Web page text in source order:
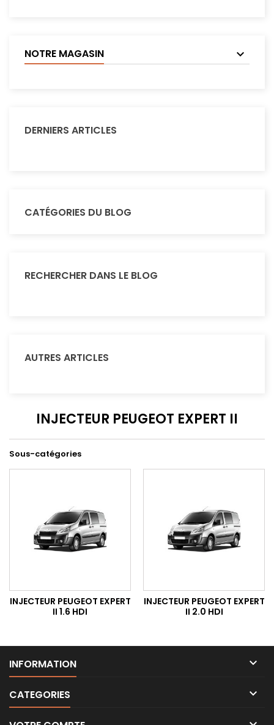
NOTRE MAGASIN
DERNIERS ARTICLES
CATÉGORIES DU BLOG
RECHERCHER DANS LE BLOG
AUTRES ARTICLES
INJECTEUR PEUGEOT EXPERT II
Sous-catégories
INJECTEUR PEUGEOT EXPERT
II 1.6 HDI
INJECTEUR PEUGEOT EXPERT
II 2.0 HDI
INFORMATION 
CATEGORIES 